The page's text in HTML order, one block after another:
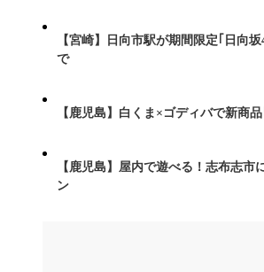
【宮崎】日向市駅が期間限定｢日向
で
【鹿児島】白くま×ゴディバで新商
【鹿児島】屋内で遊べる！志布志市
ン